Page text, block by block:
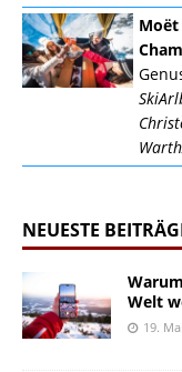
NEUESTE
Welt
19.